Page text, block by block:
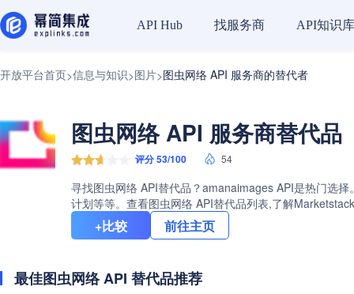
API Hub 找服务商 API知识库
开放平台首页>信息与知识>图片>图虫网络 API 服务商的替代者
图虫网络 API 服务商替代品
评分 53/100 54
寻找图虫网络 API替代品？amanaimages API是热门选
计划等等。查看图虫网络 API替代品列表,了解
+比较 前往主页
最佳图虫网络 API 替代品推荐